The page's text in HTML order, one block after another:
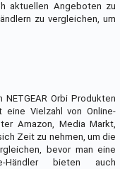
aktuellen Angeboten zu
zu vergleichen, um
Orbi Produkten
Vielzahl von Online-
Amazon, Media Markt,
Zeit zu nehmen, um die
bevor man eine
Händler bieten auch